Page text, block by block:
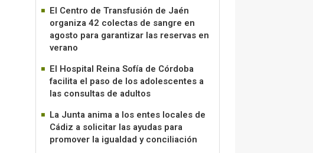
El Centro de Transfusión de Jaén
organiza 42 colectas de sangre en
agosto para garantizar las reservas en
verano
El Hospital Reina Sofía de Córdoba
facilita el paso de los adolescentes a
las consultas de adultos
La Junta anima a los entes locales de
Cádiz a solicitar las ayudas para
promover la igualdad y conciliación